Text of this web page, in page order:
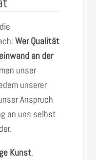
Wer Qualität
an der
unser
unserer
Anspruch
an uns selbst
Kunst,